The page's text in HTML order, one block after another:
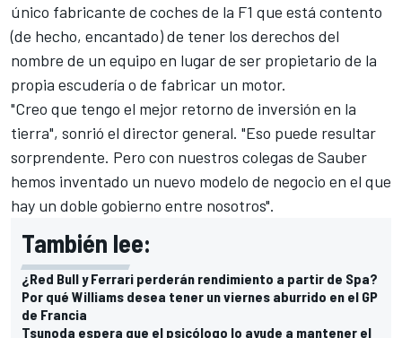
único fabricante de coches de la F1 que está contento
(de hecho, encantado) de tener los derechos del
nombre de un equipo en lugar de ser propietario de la
propia escudería o de fabricar un motor.
"Creo que tengo el mejor retorno de inversión en la
tierra", sonrió el director general. "Eso puede resultar
sorprendente. Pero con nuestros colegas de Sauber
hemos inventado un nuevo modelo de negocio en el que
hay un doble gobierno entre nosotros".
También lee:
¿Red Bull y Ferrari perderán rendimiento a partir de Spa?
Por qué Williams desea tener un viernes aburrido en el GP
de Francia
Tsunoda espera que el psicólogo lo ayude a mantener el